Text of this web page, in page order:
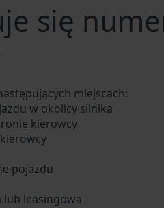
się
miejscach:
w okolicy silnika
kierowcy
pojazdu
lub leasingowa